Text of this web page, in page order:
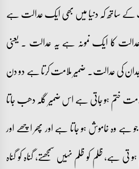
ساتھ کہ دنیا میں بھی ایک عدالت ہے
کا ایک نمونہ ہے یہ عدالت ۔ یعنی
کی عدالت۔ ضمیر ملامت کرتا ہے دو دن
ختم ہو جاتی ہے اس ضمیر گلہ دھب جاتا
ہے وہ خاموش ہو جاتا ہے اور پھر اچھے اور
ہے، ظلم کو ظلم نہیں سمجھتے، گناہ کو گناہ